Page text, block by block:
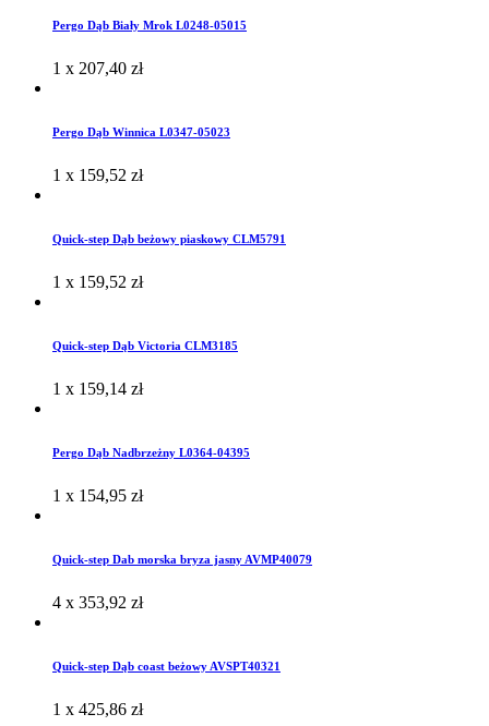
Pergo Dąb Biały Mrok L0248-05015
1 x 207,40 zł
Pergo Dąb Winnica L0347-05023
1 x 159,52 zł
Quick-step Dąb beżowy piaskowy CLM5791
1 x 159,52 zł
Quick-step Dąb Victoria CLM3185
1 x 159,14 zł
Pergo Dąb Nadbrzeżny L0364-04395
1 x 154,95 zł
Quick-step Dab morska bryza jasny AVMP40079
4 x 353,92 zł
Quick-step Dąb coast beżowy AVSPT40321
1 x 425,86 zł